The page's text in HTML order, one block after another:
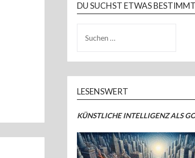
DU SUCHST ETWAS
NACH:
LESENSWERT
KÜNSTLICHE INTELLIGENZ ALS